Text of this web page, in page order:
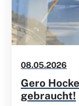
08.05.2026
Gero
gebraucht!